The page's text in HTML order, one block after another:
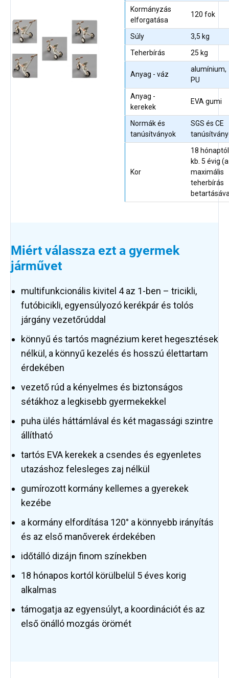
Kormányzás
elforgatása
120 fok
Súly
3,5 kg
Teherbírás
25 kg
Anyag - váz
alumínium,
PU
Anyag -
kerekek
EVA gumi
Normák és
tanúsítványok
SGS és CE
Kor
18 hónaptól
kb. 5 évig (a
maximális
teherbírás
Miért válassza ezt a gyermek
járművet
multifunkcionális kivitel 4 az 1-ben – tricikli,
futóbicikli, egyensúlyozó kerékpár és tolós
járgány vezetőrúddal
könnyű és tartós magnézium keret hegesztések
nélkül, a könnyű kezelés és hosszú élettartam
érdekében
vezető rúd a kényelmes és biztonságos
sétákhoz a legkisebb gyermekekkel
puha ülés háttámlával és két magassági szintre
állítható
tartós EVA kerekek a csendes és egyenletes
utazáshoz felesleges zaj nélkül
gumírozott kormány kellemes a gyerekek
kezébe
a kormány elfordítása 120° a könnyebb irányítás
és az első manőverek érdekében
időtálló dizájn finom színekben
18 hónapos kortól körülbelül 5 éves korig
alkalmas
támogatja az egyensúlyt, a koordinációt és az
első önálló mozgás örömét